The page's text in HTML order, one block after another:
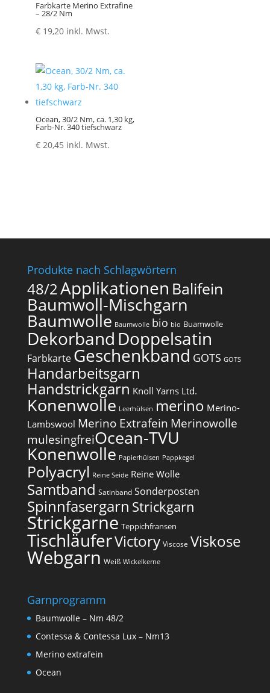
Farbkarte Merino Extrafine
– 28/2 Nm
€19,20 inkl. Mwst.
Ocean, 30/2 Nm, ca. 1,30 kg,
Farb-Nr. 340 tiefschwarz
€20,45 inkl. Mwst.
Produkte nach Schlagwörtern
48/2Applikationen Balifein
Baumwoll-Mischgarn
Baumwolle Baumwolle bio bio Buamwolle
Dekorband Doppelsatin
Farbkarte Geschenkband GOTS GOTS
Handarbeitsgarn
Handstrickgarn Knoll Yarns Ltd.
Konenwolle Leerhülsen merino Merino-
Lambswool Merino Extrafein Merinowolle
mulesingfrei​Ocean-TVU
Konenwolle Papierhülsen Pappkegel
Polyacryl Reine Seide Reine Wolle
Samtband Satinband Sonderposten
Spinnfasergarn Strickgarn
Strickgarne Teppichfransen
TischläuferVictory Viscose Viskose
Webgarn Weiß Wickelkerne
Garnprogramm
Baumwolle – Nm 48/2
Contessa & Contessa Lux – Nm13
Merino extrafein
Ocean